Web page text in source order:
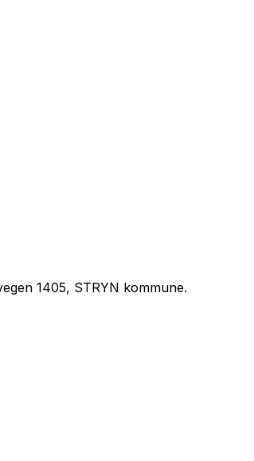
1405, STRYN kommune.